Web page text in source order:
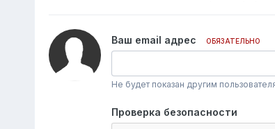
Ваш email адрес ОБЯЗАТЕЛЬНО
Не будет показан другим
Проверка безопасности